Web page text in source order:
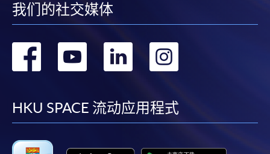
繳費靈網上服務- 申請人須先開立繳費靈戶口及設
定繳費靈網上密碼。有關如何申請繳費靈戶口及密
碼，請瀏覽繳費靈網址
http://www.ppshk.com
Mastercard（包括「香港大學專業進修學院
Mastercard卡」）繳付學費。
*香港大學專業進修學院Mastercard卡持有人如欲享用十個
我们的社交媒体
转
facebook
转
youtube
转
linkedin
转
HKU SPACE 流动应用程式